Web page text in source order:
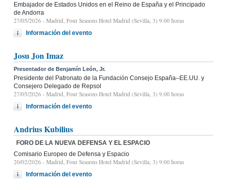
Embajador de Estados Unidos en el Reino de España y el Principado
de Andorra
27/05/2026 - Madrid, Four Seasons Hotel Madrid (Sevilla, 3) 9.00 horas
Información del evento
Josu Jon Imaz
Presentador de Benjamín León, Jr.
Presidente del Patronato de la Fundación Consejo España–EE.UU. y
Consejero Delegado de Repsol
27/05/2026 - Madrid, Four Seasons Hotel Madrid (Sevilla, 3) 9.00 horas
Información del evento
Andrius Kubilius
FORO DE LA NUEVA DEFENSA Y EL ESPACIO
Comisario Europeo de Defensa y Espacio
20/02/2026 - Madrid, Four Seasons Hotel Madrid (Sevilla, 3) 9:00 horas
Información del evento